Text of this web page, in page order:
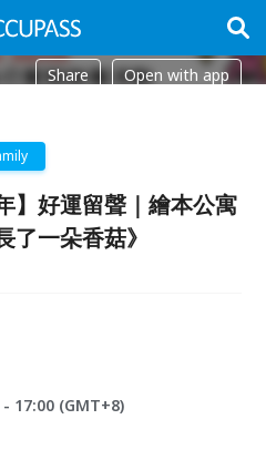
Share Open with app
】好運留聲｜繪本公寓
了一朵香菇》
17:00 (GMT+8)